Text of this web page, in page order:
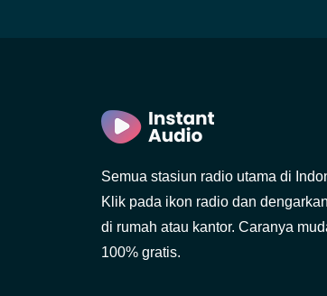
Semua stasiun radio utama di
Klik pada ikon radio dan
di rumah atau kantor. Caranya
100% gratis.